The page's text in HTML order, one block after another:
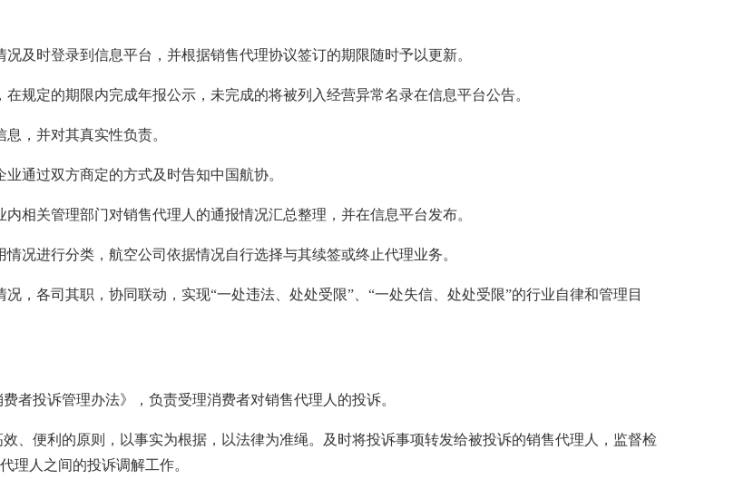
登录到信息平台，并根据销售代理协议签订的期限随时予以更新。
的期限内完成年报公示，未完成的将被列入经营异常名录在信息平台公告。
并对其真实性负责。
过双方商定的方式及时告知中国航协。
管理部门对销售代理人的通报情况汇总整理，并在信息平台发布。
进行分类，航空公司依据情况自行选择与其续签或终止代理业务。
司其职，协同联动，实现“一处违法、处处受限”、“一处失信、处处受限”的行业自律和管理目
诉管理办法》，负责受理消费者对销售代理人的投诉。
利的原则，以事实为根据，以法律为准绳。及时将投诉事项转发给被投诉的销售代理人，监督检
理人之间的投诉调解工作。